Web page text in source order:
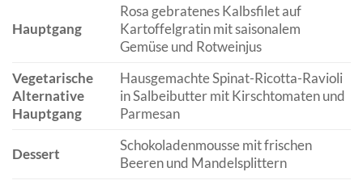
Hauptgang
Rosa gebratenes Kalbsfilet auf
Kartoffelgratin mit saisonalem
Gemüse und Rotweinjus
Vegetarische
Alternative
Hauptgang
Hausgemachte Spinat-Ricotta-Ravioli
in Salbeibutter mit Kirschtomaten und
Parmesan
Dessert
Schokoladenmousse mit frischen
Beeren und Mandelsplittern